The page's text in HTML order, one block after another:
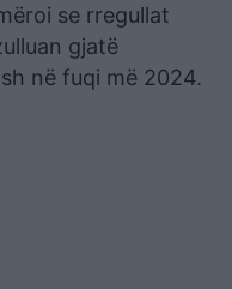
se rregullat
gjatë
në fuqi më 2024.